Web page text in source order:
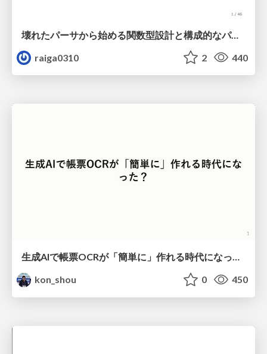
壊れたパーサから始める関数型設計と構成的なパーサ #fp_matsuri
raiga0310
2 440
生成AIで帳票OCRが「簡単に」作れる時代になった？
kon_shou
0 450